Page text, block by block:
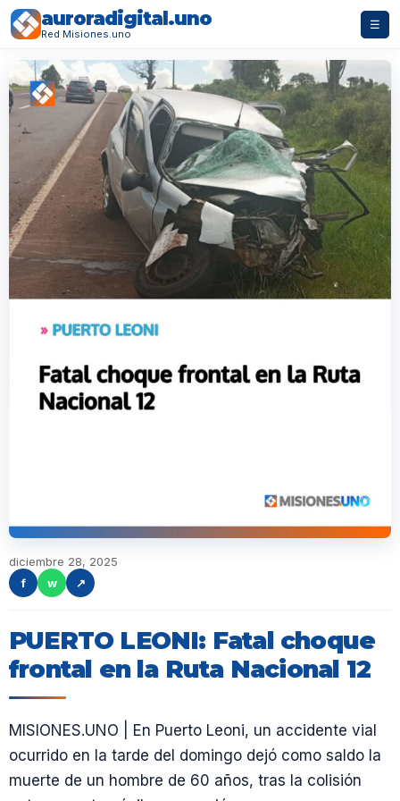
auroradigital.uno
Red Misiones.uno
☰
diciembre 28, 2025
f
w ↗
PUERTO LEONI: Fatal choque
frontal en la Ruta Nacional 12
MISIONES.UNO | En Puerto Leoni, un accidente vial
ocurrido en la tarde del domingo dejó como saldo la
muerte de un hombre de 60 años, tras la colisión